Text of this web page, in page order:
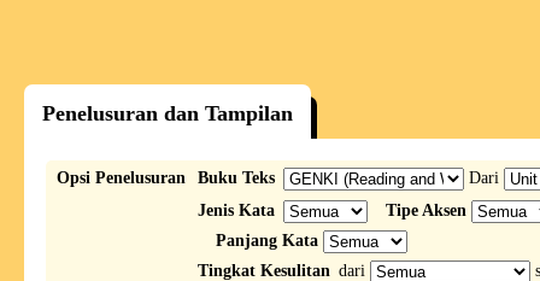
Penelusuran dan Tampilan
Opsi Penelusuran Buku Teks
Dari
Jenis Kata
Tipe Aksen
Panjang Kata
Tingkat Kesulitan dari